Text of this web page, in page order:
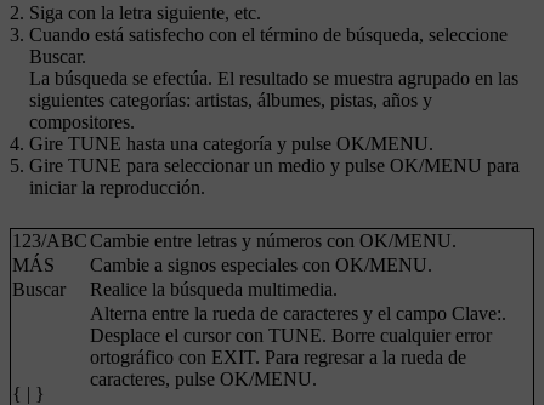
Siga con la letra siguiente, etc.
Cuando está satisfecho con el término de búsqueda, seleccione
Buscar.
La búsqueda se efectúa. El resultado se muestra agrupado en las
siguientes categorías: artistas, álbumes, pistas, años y
compositores.
Gire TUNE hasta una categoría y pulse OK/MENU.
Gire TUNE para seleccionar un medio y pulse OK/MENU para
iniciar la reproducción.
123/ABCCambie entre letras y números con OK/MENU.
MÁS
Cambie a signos especiales con OK/MENU.
Buscar
Realice la búsqueda multimedia.
{ | }
Alterna entre la rueda de caracteres y el campo Clave:.
Desplace el cursor con TUNE. Borre cualquier error
ortográfico con EXIT. Para regresar a la rueda de
caracteres, pulse OK/MENU.